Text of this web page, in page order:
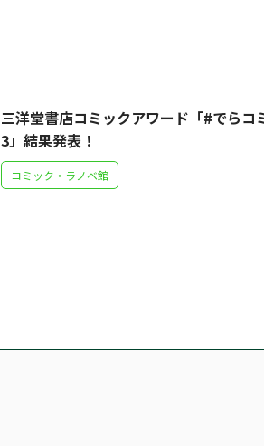
三洋堂書店コミックアワード「#でらコ
3」結果発表！
コミック・ラノベ館